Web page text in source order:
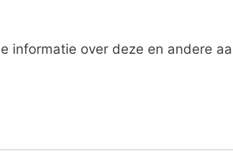
informatie over deze en andere